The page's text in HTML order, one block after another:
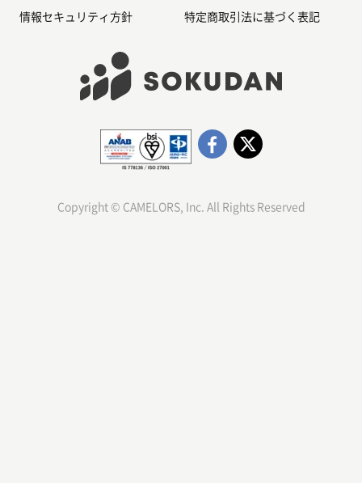
情報セキュリティ方針 特定商取引法に基づく表記
Copyright © CAMELORS, Inc. All Rights Reserved